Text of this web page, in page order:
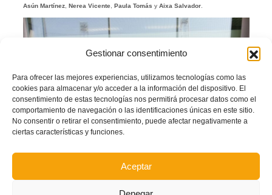
Gestionar consentimiento
Para ofrecer las mejores experiencias, utilizamos tecnologías como las
cookies para almacenar y/o acceder a la información del dispositivo. El
consentimiento de estas tecnologías nos permitirá procesar datos como el
comportamiento de navegación o las identificaciones únicas en este sitio.
No consentir o retirar el consentimiento, puede afectar negativamente a
ciertas características y funciones.
Aceptar
Asún Martínez, Nerea Vicente, Paula Tomás y Aixa Salvador.
Nerea, Paula, Aixa y Asun, posan para FFCV desde Las Rozas.